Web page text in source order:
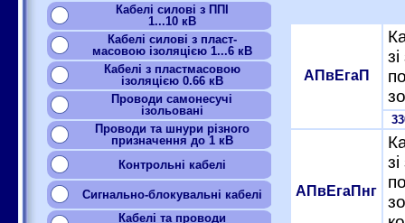
Кабелі силові з ППІ
1...10 кВ
Кабелі силові з пласт-
масовою ізоляцією 1...6 кВ
Кабелі з пластмасовою
ізоляцією 0.66 кВ
Проводи самонесучі
ізольовані
Проводи та шнури різного
призначення до 1 кВ
Контрольні кабелі
Сигнально-блокувальні кабелі
Кабелі та проводи
АПвЕгаП
АПвЕгаПнг